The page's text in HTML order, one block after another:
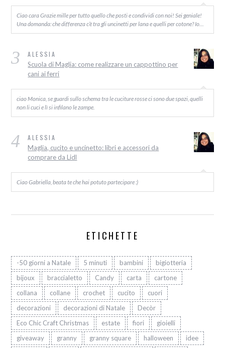
Ciao cara Grazie mille per tutto quello che posti e condividi con noi! Sei geniale!
Una domanda: che differenza c’è tra gli uncinetti per lana e quelli per cotone? Io…
3 ALESSIA
Scuola di Maglia: come realizzare un cappottino per
cani ai ferri
ciao Monica, se guardi sullo schema tra le cuciture rosse ci sono due spazi, quelli
non li cuci e lì si infilano le zampe.
4 ALESSIA
Maglia, cucito e uncinetto: libri e accessori da
comprare da Lidl
Ciao Gabriella, beata te che hai potuto partecipare :)
ETICHETTE
-50 giorni a Natale 5 minuti bambini
bigiotteria
bijoux
braccialetto Candy carta
cartone
collana
collane crochet cucito
cuori
decorazioni
decorazioni di Natale
Decòr
Eco Chic Craft Christmas
estate fiori
gioielli
giveaway
granny granny square halloween
idee